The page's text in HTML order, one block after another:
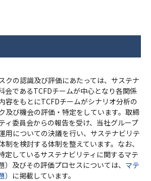
クの認識及び評価にあたっては、サステナ
会であるTCFDチームが中心となり各関係
容をもとにTCFDチームがシナリオ分析の
及び機会の評価・特定をしています。取締
ィ委員会からの報告を受け、当社グループ
用についての決議を行い、サステナビリテ
制を検討する体制を整えています。なお、
定しているサステナビリティに関するマテ
）及びその評価プロセスについては、 マテ
に掲載しています。